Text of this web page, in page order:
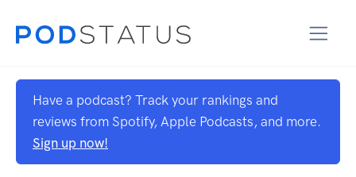
Have a podcast? Track your rankings and
reviews from Spotify, Apple Podcasts, and more.
Sign up now!